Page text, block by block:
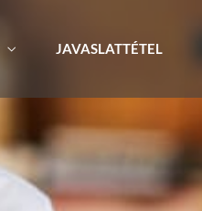
JAVASLATTÉTEL